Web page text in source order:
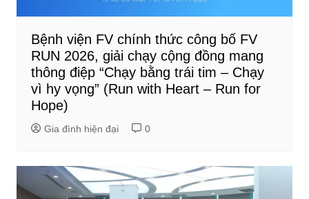
Bệnh viện FV chính thức công bố FV
RUN 2026, giải chạy cộng đồng mang
thông điệp “Chạy bằng trái tim – Chạy
vì hy vọng” (Run with Heart – Run for
Hope)
Gia đình hiện đại 0